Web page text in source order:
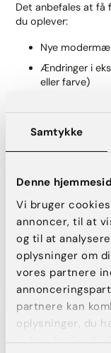
Samtykke
Denne
Vi bruger
annoncer, til at
og til at
oplysninger om
vores partnere
partnere kan
oplysninger, du
indsamlet fra din
Det anbefales at
du oplever:
Nye
Ændringer i
eller farve)
udseende
ud eller udvikler sig
Få en hurtig
Er du i tvivl om et
Hos os kan du
modermærker, så
Tidlig vurdering